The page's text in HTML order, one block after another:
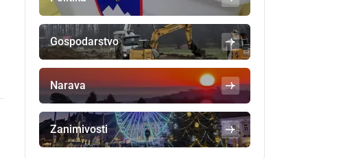
Gospodarstvo
Narava
Zanimivosti